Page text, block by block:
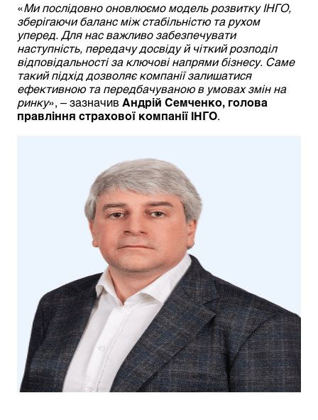
«Ми послідовно оновлюємо модель розвитку ІНГО,
зберігаючи баланс між стабільністю та рухом
уперед. Для нас важливо забезпечувати
наступність, передачу досвіду й чіткий розподіл
відповідальності за ключові напрями бізнесу. Саме
такий підхід дозволяє компанії залишатися
ефективною та передбачуваною в умовах змін на
ринку», – зазначив Андрій Семченко, голова
правління страхової компанії ІНГО.